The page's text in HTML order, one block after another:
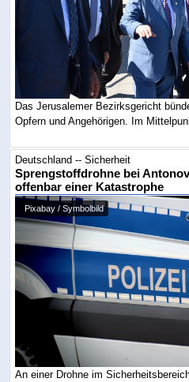
Das Jerusalemer Bezirksgericht
Opfern und Angehörigen. Im
Deutschland -- Sicherheit
Sprengstoffdrohne bei
offenbar einer Katastrophe
Pixabay / Symbolbild
An einer Drohne im